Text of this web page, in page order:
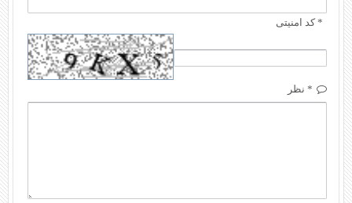
* کد امنیتی
* نظر